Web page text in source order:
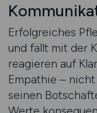
Erfolgreiches
und fällt mit der
reagieren auf
Empathie –
seinen